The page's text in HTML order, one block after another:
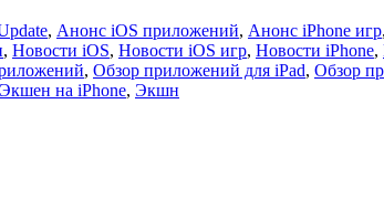
, Анонс iOS приложений, Анонс iPhone игр,
, Новости iOS, Новости iOS игр, Новости iPhone,
, Обзор приложений для iPad, Обзор
Экшен на iPhone, Экшн